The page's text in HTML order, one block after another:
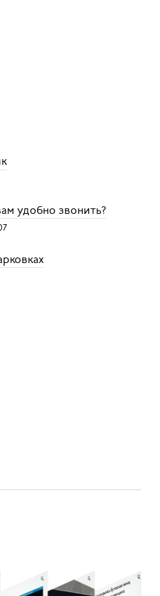
удобно звонить?